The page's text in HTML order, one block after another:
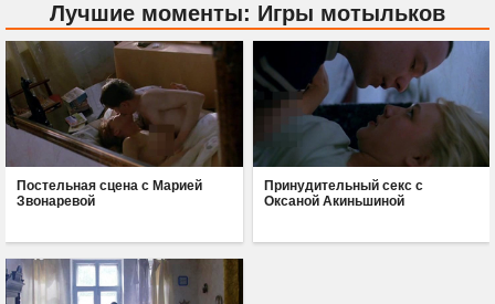
Лучшие моменты: Игры мотыльков
Постельная сцена с Марией
Звонаревой
Принудительный секс с
Оксаной Акиньшиной